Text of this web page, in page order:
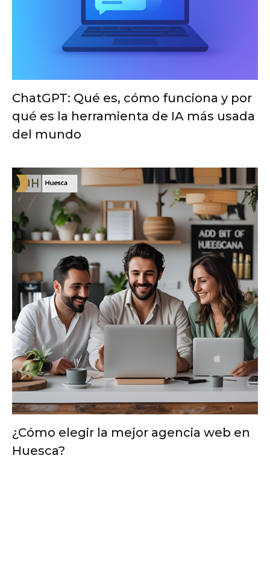
ChatGPT: Qué es, cómo funciona y por
qué es la herramienta de IA más usada
del mundo
¿Cómo elegir la mejor agencia web en
Huesca?